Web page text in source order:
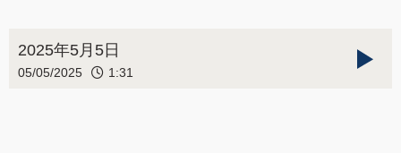
2025年5月5日
05/05/2025 1:31